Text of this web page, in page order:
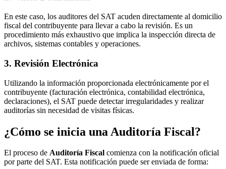
En este caso, los auditores del SAT acuden directamente al domicilio
fiscal del contribuyente para llevar a cabo la revisión. Es un
procedimiento más exhaustivo que implica la inspección directa de
archivos, sistemas contables y operaciones.
3. Revisión Electrónica
Utilizando la información proporcionada electrónicamente por el
contribuyente (facturación electrónica, contabilidad electrónica,
declaraciones), el SAT puede detectar irregularidades y realizar
auditorías sin necesidad de visitas físicas.
¿Cómo se inicia una Auditoría Fiscal?
El proceso de Auditoría Fiscal comienza con la notificación oficial
por parte del SAT. Esta notificación puede ser enviada de forma: